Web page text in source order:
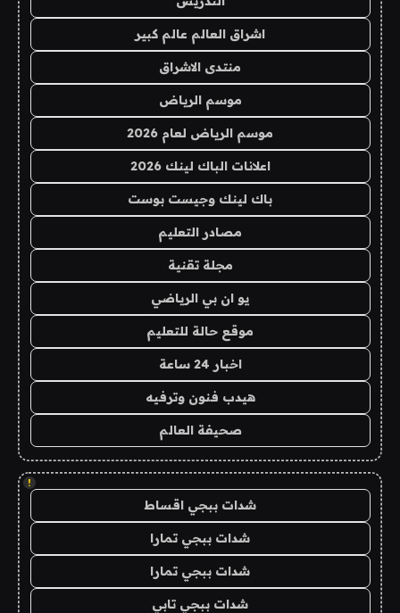
اشراق العالم عالم كبير
منتدى الاشراق
موسم الرياض
موسم الرياض لعام 2026
اعلانات الباك لينك 2026
باك لينك وجيست بوست
مصادر التعليم
مجلة تقنية
يو ان بي الرياضي
موقع حالة للتعليم
اخبار 24 ساعة
هيدب فنون وترفيه
صحيفة العالم
!
شدات ببجي اقساط
شدات ببجي تمارا
شدات ببجي تمارا
شدات ببجي تابي